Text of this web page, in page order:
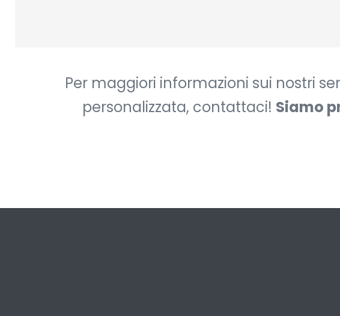
Per maggiori informazioni sui nostri
personalizzata, contattaci! Siamo